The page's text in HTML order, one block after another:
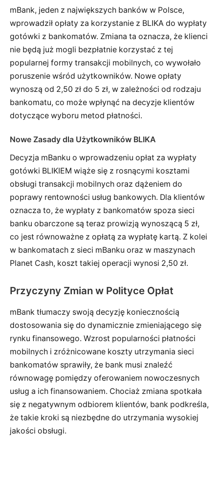
mBank, jeden z największych banków w Polsce,
wprowadził opłaty za korzystanie z BLIKA do wypłaty
gotówki z bankomatów. Zmiana ta oznacza, że klienci
nie będą już mogli bezpłatnie korzystać z tej
popularnej formy transakcji mobilnych, co wywołało
poruszenie wśród użytkowników. Nowe opłaty
wynoszą od 2,50 zł do 5 zł, w zależności od rodzaju
bankomatu, co może wpłynąć na decyzje klientów
dotyczące wyboru metod płatności.
Nowe Zasady dla Użytkowników BLIKA
Decyzja mBanku o wprowadzeniu opłat za wypłaty
gotówki BLIKIEM wiąże się z rosnącymi kosztami
obsługi transakcji mobilnych oraz dążeniem do
poprawy rentowności usług bankowych. Dla klientów
oznacza to, że wypłaty z bankomatów spoza sieci
banku obarczone są teraz prowizją wynoszącą 5 zł,
co jest równoważne z opłatą za wypłatę kartą. Z kolei
w bankomatach z sieci mBanku oraz w maszynach
Planet Cash, koszt takiej operacji wynosi 2,50 zł.
Przyczyny Zmian w Polityce Opłat
mBank tłumaczy swoją decyzję koniecznością
dostosowania się do dynamicznie zmieniającego się
rynku finansowego. Wzrost popularności płatności
mobilnych i zróżnicowane koszty utrzymania sieci
bankomatów sprawiły, że bank musi znaleźć
równowagę pomiędzy oferowaniem nowoczesnych
usług a ich finansowaniem. Chociaż zmiana spotkała
się z negatywnym odbiorem klientów, bank podkreśla,
że takie kroki są niezbędne do utrzymania wysokiej
jakości obsługi.